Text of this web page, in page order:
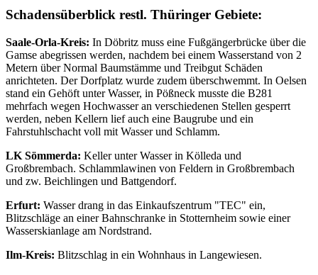
Schadensüberblick restl. Thüringer Gebiete:
Saale-Orla-Kreis: In Döbritz muss eine Fußgängerbrücke über die
Gamse abegrissen werden, nachdem bei einem Wasserstand von 2
Metern über Normal Baumstämme und Treibgut Schäden
anrichteten. Der Dorfplatz wurde zudem überschwemmt. In Oelsen
stand ein Gehöft unter Wasser, in Pößneck musste die B281
mehrfach wegen Hochwasser an verschiedenen Stellen gesperrt
werden, neben Kellern lief auch eine Baugrube und ein
Fahrstuhlschacht voll mit Wasser und Schlamm.
LK Sömmerda: Keller unter Wasser in Kölleda und
Großbrembach. Schlammlawinen von Feldern in Großbrembach
und zw. Beichlingen und Battgendorf.
Erfurt: Wasser drang in das Einkaufszentrum "TEC" ein,
Blitzschläge an einer Bahnschranke in Stotternheim sowie einer
Wasserskianlage am Nordstrand.
Ilm-Kreis: Blitzschlag in ein Wohnhaus in Langewiesen.